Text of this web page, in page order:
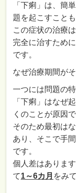
「下痢」は、簡
題を起こすこと
この症状の治療
完全に治すため
です。
なぜ治療期間が
一つには問題の
「下痢」はなぜ
くのことが原因
そのため最初は
あり、そこで手
です。
個人差はありま
て1～6カ月 をみ